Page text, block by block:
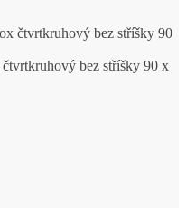
bez stříšky 90 x